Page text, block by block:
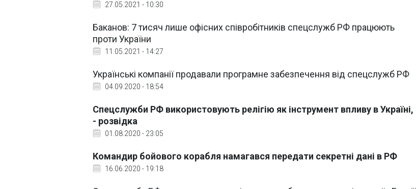
27.05.2021 - 10:30
Баканов: 7 тисяч лише офісних співробітників спецслужб РФ працюють
проти України
11.05.2021 - 14:27
Українські компанії продавали програмне забезпечення від спецслужб РФ
04.09.2020 - 18:54
Спецслужби РФ використовують релігію як інструмент впливу в Україні,
- розвідка
01.08.2020 - 23:05
Командир бойового корабля намагався передати секретні дані в РФ
16.06.2020 - 19:18